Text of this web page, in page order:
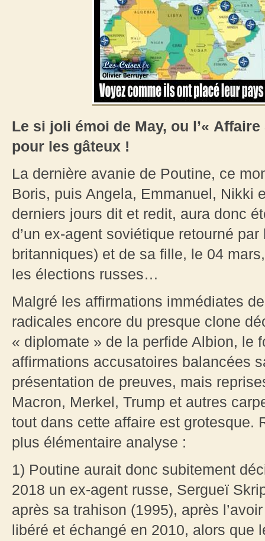
Le si joli émoi de May, ou l’«
pour les gâteux !
La dernière avanie de Poutine, ce
Boris, puis Angela, Emmanuel, Nikki
derniers jours dit et redit, aura donc
d’un ex-agent soviétique retourné
britanniques) et de sa fille, le 04
les élections russes…
Malgré les affirmations immédiates
radicales encore du presque clone
« diplomate » de la perfide Albion, le
affirmations accusatoires balancées
présentation de preuves, mais
Macron, Merkel, Trump et autres
tout dans cette affaire est grotesque.
plus élémentaire analyse :
1) Poutine aurait donc subitement
2018 un ex-agent russe, Sergueï
après sa trahison (1995), après
libéré et échangé en 2010, alors que